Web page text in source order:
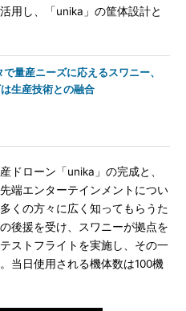
用し、「unika」の筐体設計と
量産ニーズに応えるスワニー、
生産技術との融合
ドローン「unika」の完成と、
端エンターテインメントについ
くの方々に広く知ってもらうた
後援を受け、スワニーが拠点を
ストフライトを実施し、その一
当日使用される機体数は100機